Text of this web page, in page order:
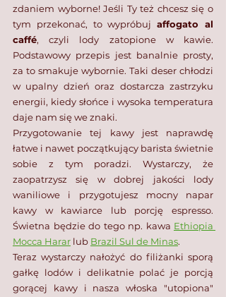
zdaniem wyborne! Jeśli Ty też chcesz się o
tym przekonać, to wypróbuj affogato al
caffé, czyli lody zatopione w kawie.
Podstawowy przepis jest banalnie prosty,
za to smakuje wybornie. Taki deser chłodzi
w upalny dzień oraz dostarcza zastrzyku
energii, kiedy słońce i wysoka temperatura
daje nam się we znaki.
Przygotowanie tej kawy jest naprawdę
łatwe i nawet początkujący barista świetnie
sobie z tym poradzi. Wystarczy, że
zaopatrzysz się w dobrej jakości lody
waniliowe i przygotujesz mocny napar
kawy w kawiarce lub porcję espresso.
Świetna będzie do tego np. kawa Ethiopia
Mocca Harar lub Brazil Sul de Minas.⁣
Teraz wystarczy nałożyć do filiżanki sporą
gałkę lodów i delikatnie polać je porcją
gorącej kawy i nasza włoska "utopiona"